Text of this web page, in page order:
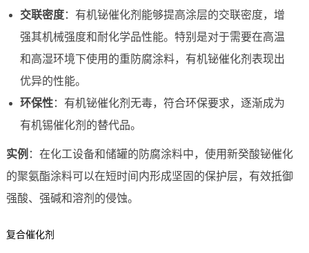
交联密度：有机铋催化剂能够提高涂层的交联密度，增
强其机械强度和耐化学品性能。特别是对于需要在高温
和高湿环境下使用的重防腐涂料，有机铋催化剂表现出
优异的性能。
环保性：有机铋催化剂无毒，符合环保要求，逐渐成为
有机锡催化剂的替代品。
实例 ：在化工设备和储罐的防腐涂料中，使用新癸酸铋催化
的聚氨酯涂料可以在短时间内形成坚固的保护层，有效抵御
强酸、强碱和溶剂的侵蚀。
复合催化剂